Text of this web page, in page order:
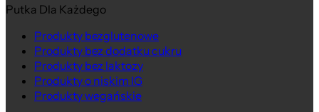
Putka Dla Każdego
Produkty bezglutenowe
Produkty bez dodatku cukru
Produkty bez laktozy
Produkty o niskim IG
Produkty wegańskie